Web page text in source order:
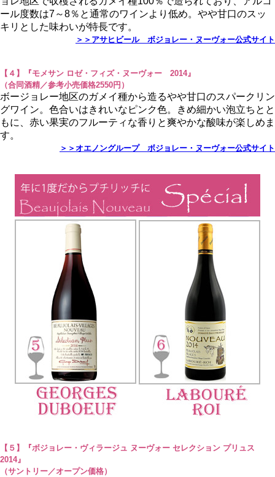
ール度数は7～8％と通常のワインより低め。やや甘口のスッ
キリとした味わいが特長です。
＞＞アサヒビール ボジョレー・ヌーヴォー公式サイト
【４】『モメサン ロゼ・フィズ・ヌーヴォー 2014』
（合同酒精／参考小売価格2550円）
ボージョレー地区のガメイ種から造るやや甘口のスパークリン
グワイン。色合いはきれいなピンク色。きめ細かい泡立ちとと
もに、赤い果実のフルーティな香りと爽やかな酸味が楽しめま
す。
＞＞オエノングループ ボジョレー・ヌーヴォー公式サイト
【５】『ボジョレー・ヴィラージュ ヌーヴォー セレクション プリュス
2014』
（サントリー／オープン価格）